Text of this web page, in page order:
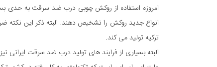
امروزه استفاده از روکش چوبی درب ضد سرقت به حدی
انواع جدید روکش را تشخیص دهند. البته ذکر این
ترکیه تولید می کند.
البته بسیاری از فرایند های تولید درب ضد سرقت